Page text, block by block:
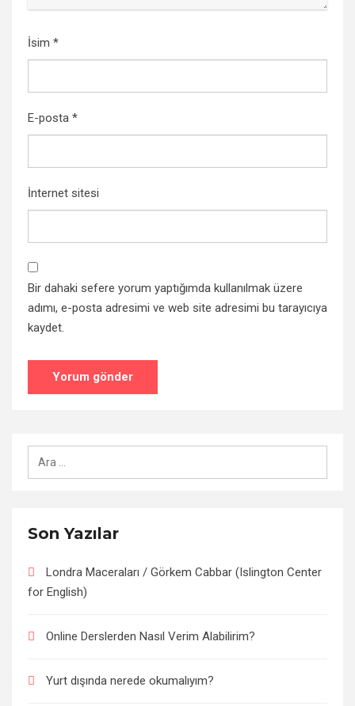
İsim *
E-posta *
İnternet sitesi
Bir dahaki sefere yorum yaptığımda kullanılmak üzere
adımı, e-posta adresimi ve web site adresimi bu tarayıcıya
kaydet.
Son Yazılar
Londra Maceraları / Görkem Cabbar (Islington Center
for English)
Online Derslerden Nasıl Verim Alabilirim?
Yurt dışında nerede okumalıyım?